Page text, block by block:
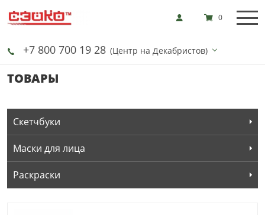
+7 800 700 19 28 (Центр на Декабристов)
0
ТОВАРЫ
Скетчбуки
Маски для лица
Раскраски